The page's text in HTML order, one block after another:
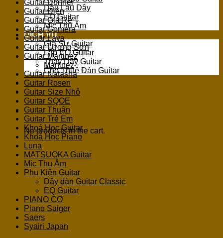
Dầu Lau Dây
EQ Guitar
Mic Thu Âm
DỊCH VỤ
Gia Sư Guitar
Lắp EQ Guitar
Thay Dây Guitar
Cho Thuê Đàn Guitar
Cart
No products in the cart.
Guitar Donner
Guitar Điện
Guitar Giá Rẻ
Guitar Gomera
Guitar Lava
Guitar Lương Sơn
Guitar Martinez
Martinez
Guitar Natasha
Guitar Rosen
Guitar Size Nhỏ
Guitar SQOE
Guitar Thuận
Guitar Trẻ Em
Khoá Học Guitar
Khoá Học Piano
Luna
MATSUOKA Guitar
Mic Thu Âm
Phụ Kiện Guitar
Dây đàn Guitar Classic
EQ Guitar
PIANO CƠ
Piano Saiger
Saers
Syairi Japan